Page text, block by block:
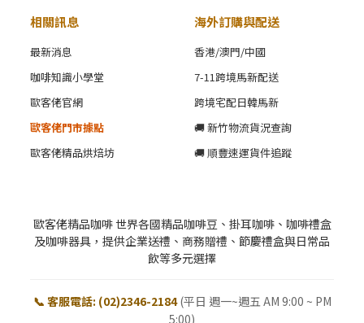
相關訊息
最新消息
咖啡知識小學堂
歐客佬官網
歐客佬門市據點
歐客佬精品烘焙坊
海外訂購與配送
香港/澳門/中國
7-11跨境馬新配送
跨境宅配日韓馬新
🚚 新竹物流貨況查詢
🚚 順豐速運貨件追蹤
歐客佬精品咖啡 世界各國精品咖啡豆、掛耳咖啡、咖啡禮盒
及咖啡器具，提供企業送禮、商務贈禮、節慶禮盒與日常品
飲等多元選擇
📞 客服電話: (02)2346-2184 (平日 週一~週五 AM 9:00 ~ PM
5:00)